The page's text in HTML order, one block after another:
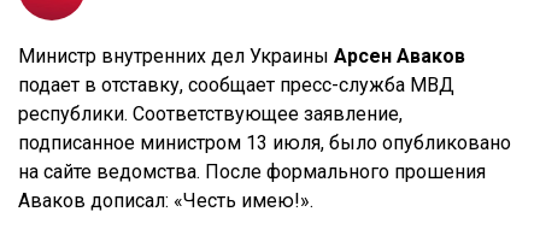
Министр внутренних дел Украины Арсен Аваков
подает в отставку, сообщает пресс-служба МВД
республики. Соответствующее заявление,
подписанное министром 13 июля, было опубликовано
на сайте ведомства. После формального прошения
Аваков дописал: «Честь имею!».